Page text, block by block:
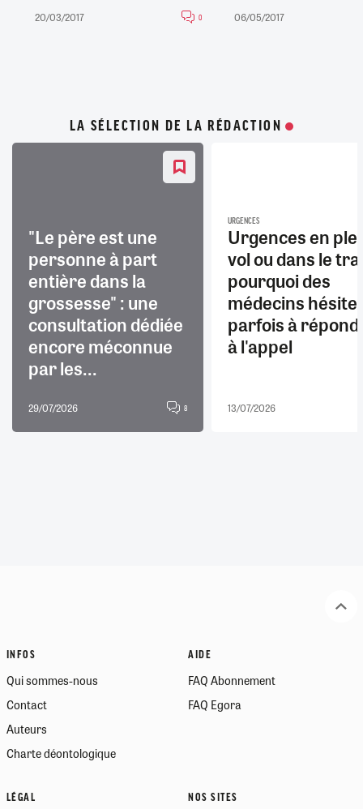
20/03/2017 0 06/05/2017
LA SÉLECTION DE LA RÉDACTION
"Le père est une
personne à part
entière dans la
grossesse" : une
consultation dédiée
encore méconnue
par les...
29/07/2026 8
URGENCES
Urgences en
vol ou dans le
pourquoi des
médecins
parfois à
à l'appel
13/07/2026
INFOS
Qui sommes-nous
Contact
Auteurs
Charte déontologique
AIDE
FAQ Abonnement
FAQ Egora
LÉGAL NOS SITES